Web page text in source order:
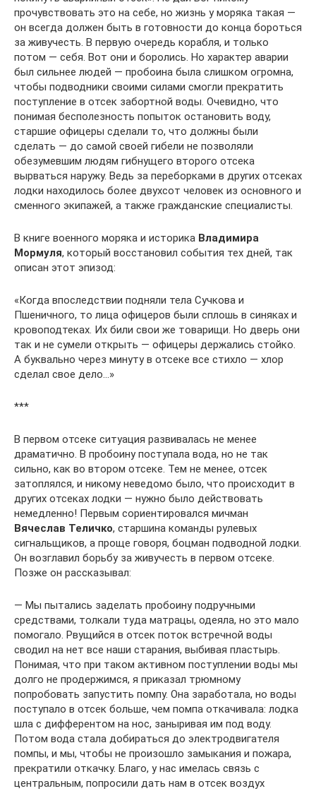
прочувствовать это на себе, но жизнь у моряка такая —
он всегда должен быть в готовности до конца бороться
за живучесть. В первую очередь корабля, и только
потом — себя. Вот они и боролись. Но характер аварии
был сильнее людей — пробоина была слишком огромна,
чтобы подводники своими силами смогли прекратить
поступление в отсек забортной воды. Очевидно, что
понимая бесполезность попыток остановить воду,
старшие офицеры сделали то, что должны были
сделать — до самой своей гибели не позволяли
обезумевшим людям гибнущего второго отсека
вырваться наружу. Ведь за переборками в других отсеках
лодки находилось более двухсот человек из основного и
сменного экипажей, а также гражданские специалисты.
В книге военного моряка и историка Владимира
Мормуля, который восстановил события тех дней, так
описан этот эпизод:
«Когда впоследствии подняли тела Сучкова и
Пшеничного, то лица офицеров были сплошь в синяках и
кровоподтеках. Их били свои же товарищи. Но дверь они
так и не сумели открыть — офицеры держались стойко.
А буквально через минуту в отсеке все стихло — хлор
сделал свое дело…»
***
В первом отсеке ситуация развивалась не менее
драматично. В пробоину поступала вода, но не так
сильно, как во втором отсеке. Тем не менее, отсек
затоплялся, и никому неведомо было, что происходит в
других отсеках лодки — нужно было действовать
немедленно! Первым сориентировался мичман
Вячеслав Теличко, старшина команды рулевых
сигнальщиков, а проще говоря, боцман подводной лодки.
Он возглавил борьбу за живучесть в первом отсеке.
Позже он рассказывал:
— Мы пытались заделать пробоину подручными
средствами, толкали туда матрацы, одеяла, но это мало
помогало. Рвущийся в отсек поток встречной воды
сводил на нет все наши старания, выбивая пластырь.
Понимая, что при таком активном поступлении воды мы
долго не продержимся, я приказал трюмному
попробовать запустить помпу. Она заработала, но воды
поступало в отсек больше, чем помпа откачивала: лодка
шла с дифферентом на нос, заныривая им под воду.
Потом вода стала добираться до электродвигателя
помпы, и мы, чтобы не произошло замыкания и пожара,
прекратили откачку. Благо, у нас имелась связь с
центральным, попросили дать нам в отсек воздух